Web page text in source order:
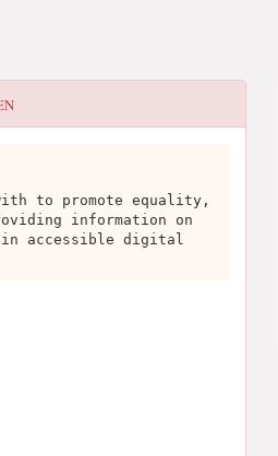
to promote equality,
information on
in accessible digital